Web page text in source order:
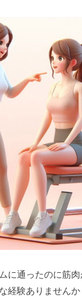
に通ったのに筋
経験ありませんか